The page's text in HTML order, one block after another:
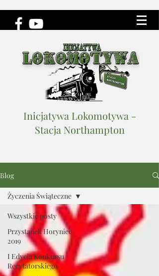
Inicjatywa Lokomotywa -
Stacja Northampton
Blog
Wszystkie posty
Przystanek Horyniec
2019
I Edycja Konkursu
Recytatorskiego
Życzenia Świąteczne